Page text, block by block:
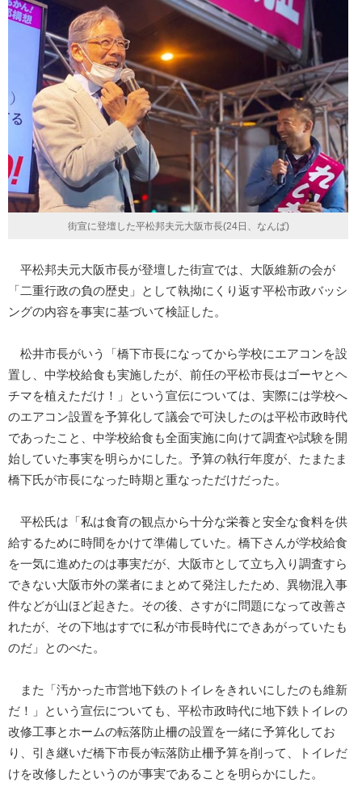
街宣に登壇した平松邦夫元大阪市長(24日、なんば)
平松邦夫元大阪市長が登壇した街宣では、大阪維新の会が
「二重行政の負の歴史」として執拗にくり返す平松市政バッシ
ングの内容を事実に基づいて検証した。
松井市長がいう「橋下市長になってから学校にエアコンを設
置し、中学校給食も実施したが、前任の平松市長はゴーヤとヘ
チマを植えただけ！」という宣伝については、実際には学校へ
のエアコン設置を予算化して議会で可決したのは平松市政時代
であったこと、中学校給食も全面実施に向けて調査や試験を開
始していた事実を明らかにした。予算の執行年度が、たまたま
橋下氏が市長になった時期と重なっただけだった。
平松氏は「私は食育の観点から十分な栄養と安全な食料を供
給するために時間をかけて準備していた。橋下さんが学校給食
を一気に進めたのは事実だが、大阪市として立ち入り調査すら
できない大阪市外の業者にまとめて発注したため、異物混入事
件などが山ほど起きた。その後、さすがに問題になって改善さ
れたが、その下地はすでに私が市長時代にできあがっていたも
のだ」とのべた。
また「汚かった市営地下鉄のトイレをきれいにしたのも維新
だ！」という宣伝についても、平松市政時代に地下鉄トイレの
改修工事とホームの転落防止柵の設置を一緒に予算化してお
り、引き継いだ橋下市長が転落防止柵予算を削って、トイレだ
けを改修したというのが事実であることを明らかにした。